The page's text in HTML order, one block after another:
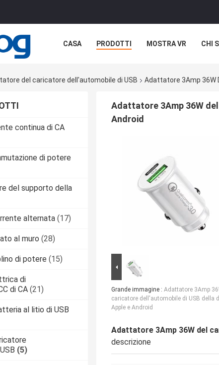
CASA PRODOTTI MOSTRA VR CHI
del caricatore dell'automobile di USB Adattatore 3Amp 36W
continua di CA
di potere
del supporto della
alternata (17)
al muro (28)
di potere (15)
di
di CA (21)
al litio di USB
(5)
Adattatore 3Amp 36W
Android
Grande immagine : Adattatore 3Amp
caricatore dell'automobile di USB della
Apple e Android
Adattatore 3Amp 36W del
descrizione